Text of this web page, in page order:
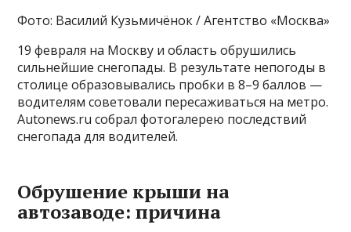
Фото: Василий Кузьмичёнок / Агентство «Москва»
19 февраля на Москву и область обрушились
сильнейшие снегопады. В результате непогоды в
столице образовывались пробки в 8–9 баллов —
водителям советовали пересаживаться на метро.
Autonews.ru собрал фотогалерею последствий
снегопада для водителей.
Обрушение крыши на
автозаводе: причина